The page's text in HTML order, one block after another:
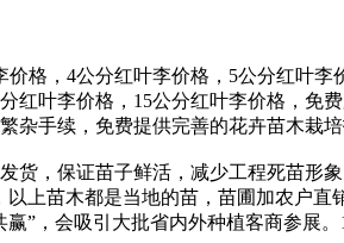
格，4公分红叶李价格，5公分红叶
红叶李价格，15公分红叶李价格，免
杂手续，免费提供完善的花卉苗木栽
货，保证苗子鲜活，减少工程死苗形
以上苗木都是当地的苗，苗圃加农户
”，会吸引大批省内外种植客商参展。